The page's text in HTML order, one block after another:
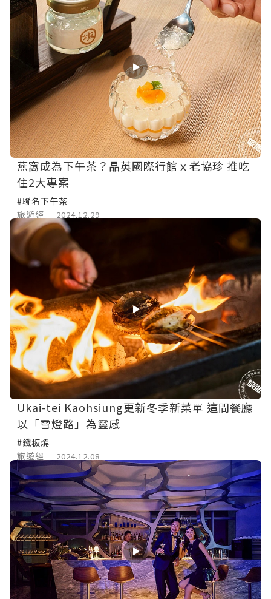
燕窩成為下午茶？晶英國際行館ｘ老協珍 推吃
住2大專案
#聯名下午茶
旅遊經
2024.12.29
Ukai-tei Kaohsiung更新冬季新菜單 這間餐廳
以「雪燈路」為靈感
#鐵板燒
旅遊經
2024.12.08